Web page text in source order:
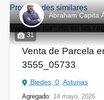
Propiedades similares
31
Abraham Capita
Venta de Parcela
3555_05733
Biedes, 0,,Asturias
Agregado: 14 mayo, 2026